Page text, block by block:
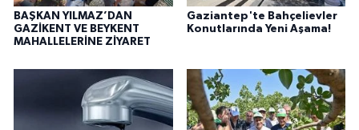
BAŞKAN YILMAZ’DAN
GAZİKENT VE BEYKENT
MAHALLELERİNE ZİYARET
Gaziantep'te Bahçelievler
Konutlarında Yeni Aşama!